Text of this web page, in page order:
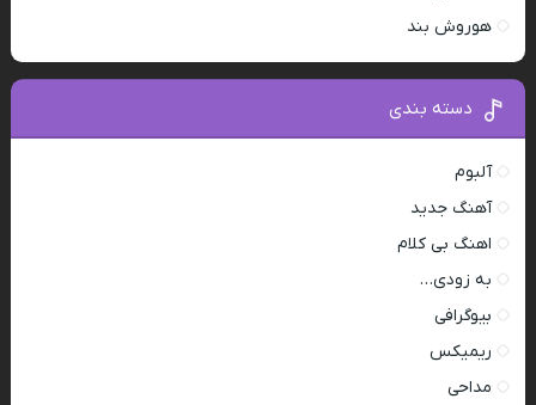
هوروش بند
دسته بندی
آلبوم
آهنگ جدید
اهنگ بی کلام
به زودی…
بیوگرافی
ریمیکس
مداحی